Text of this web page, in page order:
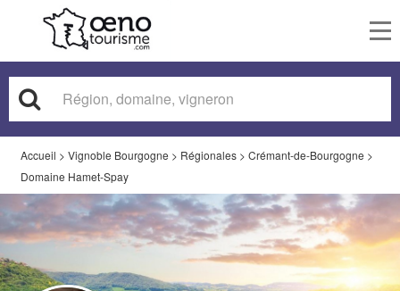
Accueil > Vignoble Bourgogne > Régionales > Crémant-de-Bourgogne >
Domaine Hamet-Spay